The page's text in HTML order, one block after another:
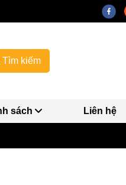
Tìm kiếm
sách Liên hệ